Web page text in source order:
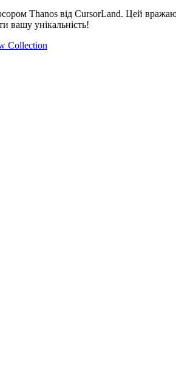
Thanos від CursorLand. Цей
вашу унікальність!
Collection